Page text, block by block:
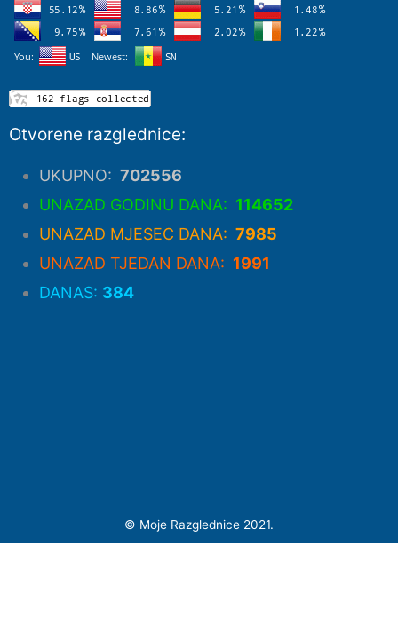
Otvorene razglednice:
UKUPNO: 702556
UNAZAD GODINU DANA: 114652
UNAZAD MJESEC DANA: 7985
UNAZAD TJEDAN DANA: 1991
DANAS: 384
© Moje Razglednice 2021.